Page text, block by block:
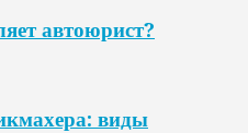
автоюрист?
виды